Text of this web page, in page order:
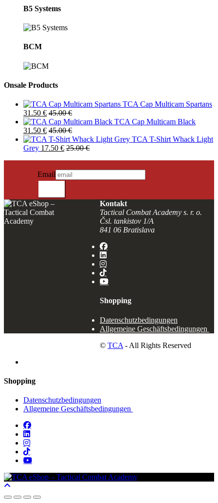
B5 Systems
BCM
Onsale Products
TCA Cap Multicam Spartans
31.50 € 45.00€
TCA Cap Multicam Black
31.50 € 45.00€
TCA T-Shirt Whack Light
Grey 17.50 € 25.00€
Email
Kontakt
Tactical Combat Academy s. r. o.
Čsl. tankistov 1/A
841 06 Bratislava
Shopping
Datenschutzbedingungen
Allgemeine Geschäftsbedingungen
© TCA - All Rights Reserved
Shopping
Datenschutzbedingungen
Allgemeine Geschäftsbedingungen